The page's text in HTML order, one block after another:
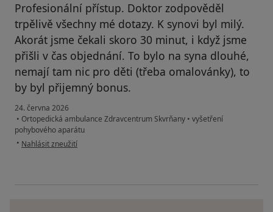
Profesionální přístup. Doktor zodpověděl
trpělivě všechny mé dotazy. K synovi byl milý.
Akorát jsme čekali skoro 30 minut, i když jsme
přišli v čas objednání. To bylo na syna dlouhé,
nemají tam nic pro děti (třeba omalovánky), to
by byl přijemný bonus.
24. června 2026
• Ortopedická ambulance Zdravcentrum Skvrňany • vyšetření
pohybového aparátu
• podle názoru uživatele K.
Nahlásit zneužití